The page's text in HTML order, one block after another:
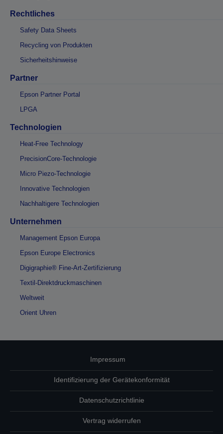
Rechtliches
Safety Data Sheets
Recycling von Produkten
Sicherheitshinweise
Partner
Epson Partner Portal
LPGA
Technologien
Heat-Free Technology
PrecisionCore-Technologie
Micro Piezo-Technologie
Innovative Technologien
Nachhaltigere Technologien
Unternehmen
Management Epson Europa
Epson Europe Electronics
Digigraphie® Fine-Art-Zertifizierung
Textil-Direktdruckmaschinen
Weltweit
Orient Uhren
Impressum
Identifizierung der Gerätekonformität
Datenschutzrichtlinie
Vertrag widerrufen